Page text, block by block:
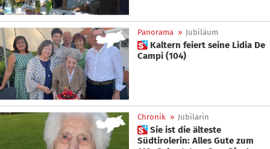
Panorama » Jubiläum
 Kaltern feiert seine Lidia De
Campi (104)
Chronik » Jubilarin
 Sie ist die älteste
Südtirolerin: Alles Gute zum